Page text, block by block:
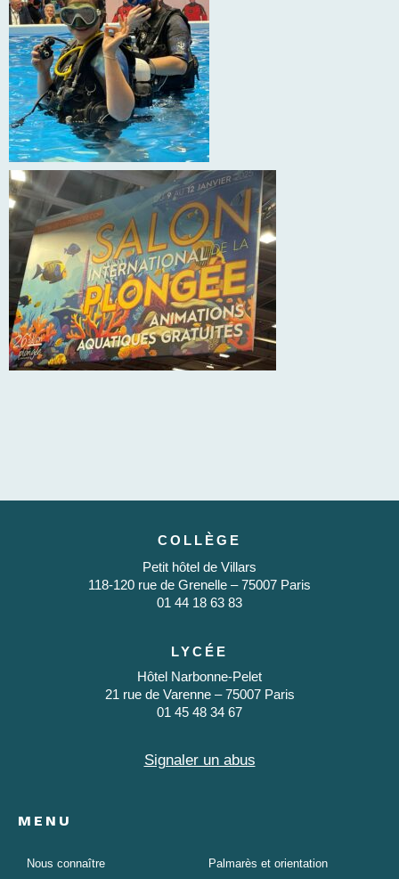
COLLÈGE
Petit hôtel de Villars
118-120 rue de Grenelle – 75007 Paris
01 44 18 63 83
LYCÉE
Hôtel Narbonne-Pelet
21 rue de Varenne – 75007 Paris
01 45 48 34 67
Signaler un abus
MENU
Nous connaître Palmarès et orientation